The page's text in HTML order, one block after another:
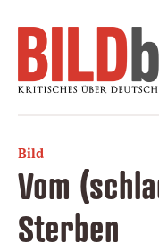
Bild
Vom
Sterben